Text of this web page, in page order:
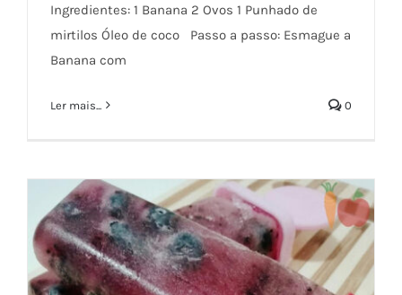
Panqueca de Banana e Mirtilos
Ingredientes: 1 Banana 2 Ovos 1 Punhado de
mirtilos Óleo de coco Passo a passo: Esmague a
Banana com
Ler mais... 0